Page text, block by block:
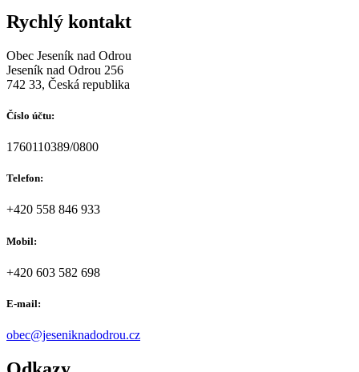
Rychlý kontakt
Obec Jeseník nad Odrou
Jeseník nad Odrou 256
742 33, Česká republika
Číslo účtu:
1760110389/0800
Telefon:
+420 558 846 933
Mobil:
+420 603 582 698
E-mail:
obec@jeseniknadodrou.cz